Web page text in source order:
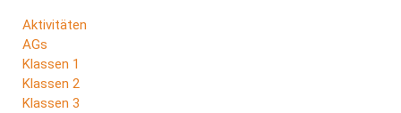
Navigation
überspringen
Aktivitäten
AGs
Klassen 1
Klassen 2
Klassen 3